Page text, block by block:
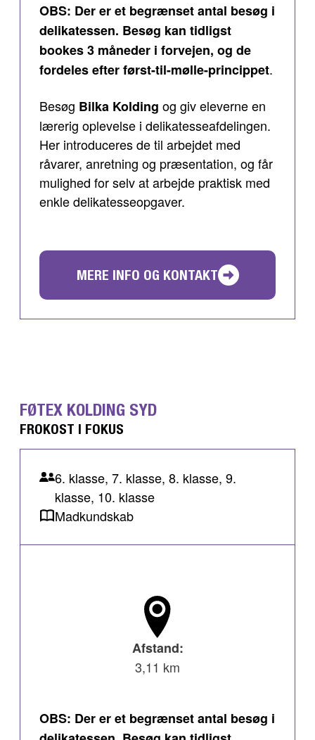
OBS: Der er et begrænset antal besøg i
delikatessen. Besøg kan tidligst
bookes 3 måneder i forvejen, og de
fordeles efter først-til-mølle-princippet.
Besøg Bilka Kolding og giv eleverne en
lærerig oplevelse i delikatesseafdelingen.
Her introduceres de til arbejdet med
råvarer, anretning og præsentation, og får
mulighed for selv at arbejde praktisk med
enkle delikatesseopgaver.
MERE INFO OG KONTAKT
FØTEX KOLDING SYD
FROKOST I FOKUS
6. klasse, 7. klasse, 8. klasse, 9.
klasse, 10. klasse
Madkundskab
Afstand:
3,11 km
OBS: Der er et begrænset antal besøg i